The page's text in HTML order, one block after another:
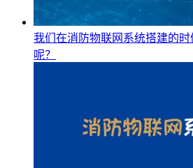
我们在消防物联网系统搭建的
呢？